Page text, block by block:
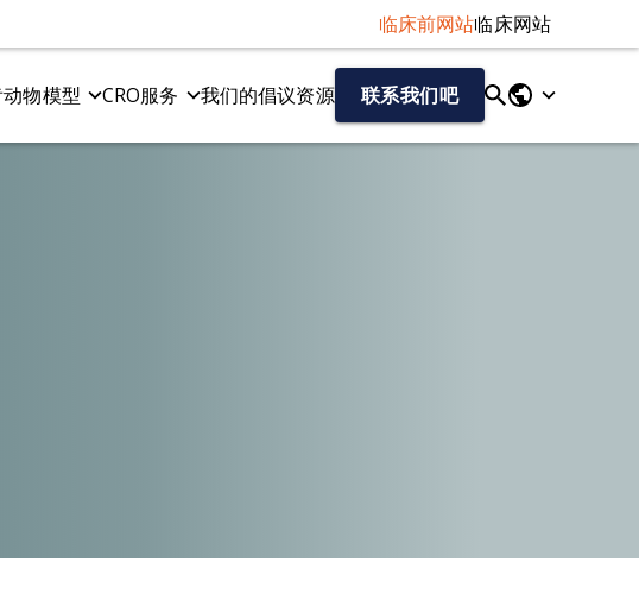
临床前网站临床网站
物模型 CRO服务 我们的倡议资源 联系我们吧